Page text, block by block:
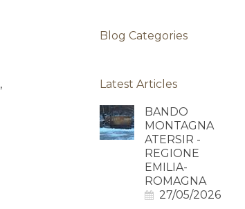
,
Blog Categories
Latest Articles
BANDO
MONTAGNA
ATERSIR -
REGIONE
EMILIA-
ROMAGNA
27/05/2026